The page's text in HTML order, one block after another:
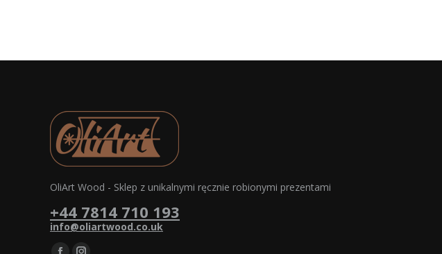
OliArt Wood - Sklep z unikalnymi ręcznie robionymi prezentami
+44 7814 710 193
info@oliartwood.co.uk
Znajdź nas na: